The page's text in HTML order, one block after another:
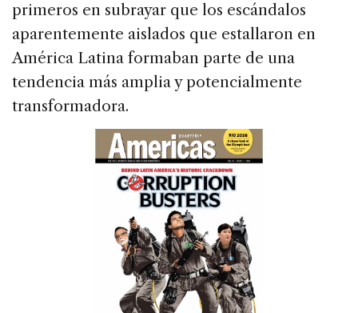
primeros en subrayar que los escándalos
aparentemente aislados que estallaron en
América Latina formaban parte de una
tendencia más amplia y potencialmente
transformadora.